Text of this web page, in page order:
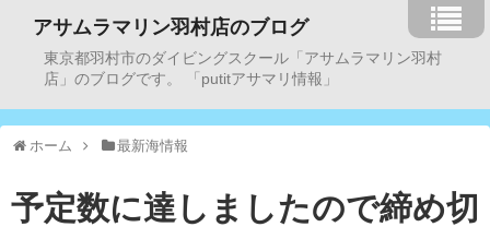
アサムラマリン羽村店のブログ
東京都羽村市のダイビングスクール「アサムラマリン羽村
店」のブログです。 「putitアサマリ情報」
ホーム 最新海情報
予定数に達しましたので締め切